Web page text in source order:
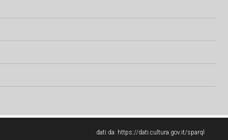
dati da: https://dati.cultura.gov.it/sparql